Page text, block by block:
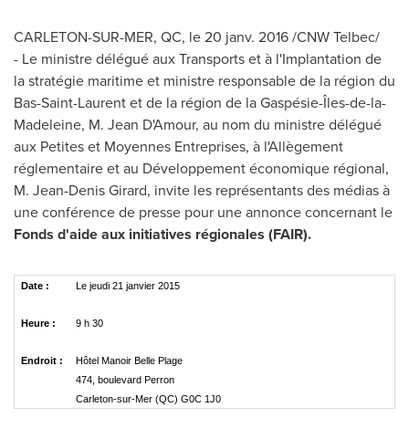
CARLETON-SUR-MER, QC, le 20 janv. 2016 /CNW Telbec/
- Le ministre délégué aux Transports et à l'Implantation de
la stratégie maritime et ministre responsable de la région du
Bas-Saint-Laurent et de la région de la Gaspésie-Îles-de-la-
Madeleine, M. Jean D'Amour, au nom du ministre délégué
aux Petites et Moyennes Entreprises, à l'Allègement
réglementaire et au Développement économique régional,
M. Jean-Denis Girard, invite les représentants des médias à
une conférence de presse pour une annonce concernant le
Fonds d'aide aux initiatives régionales (FAIR).
Date : Le jeudi 21 janvier 2015
Heure : 9 h 30
Endroit :
Hôtel Manoir Belle Plage
474, boulevard Perron
Carleton-sur-Mer (QC) G0C 1J0